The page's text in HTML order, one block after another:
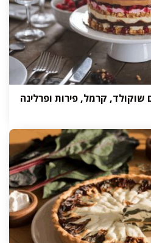
עם שוקולד, קרמל, פירות ופרלינה